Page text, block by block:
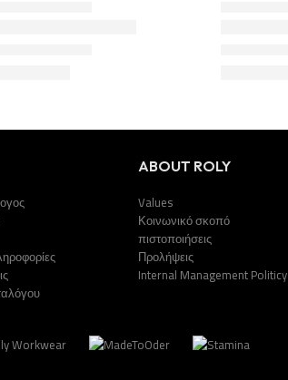
ABOUT ROLY
Values
Κοινωνικό σκοπό
πιστοποιήσεις
Προλήψεις
Internal Management Politicy